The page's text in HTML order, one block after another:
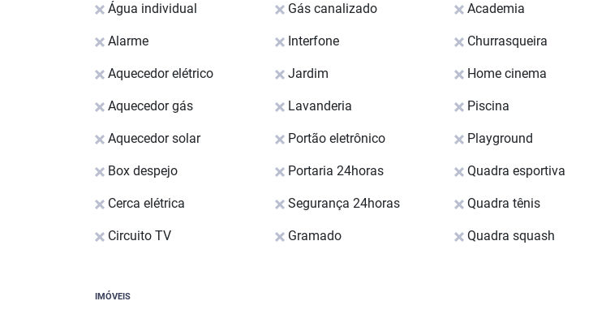
Água individual
Alarme
Aquecedor elétrico
Aquecedor gás
Aquecedor solar
Box despejo
Cerca elétrica
Circuito TV
Gás canalizado
Interfone
Jardim
Lavanderia
Portão eletrônico
Portaria 24horas
Segurança 24horas
Gramado
Academia
Churrasqueira
Home cinema
Piscina
Playground
Quadra esportiva
Quadra tênis
Quadra squash
IMÓVEIS